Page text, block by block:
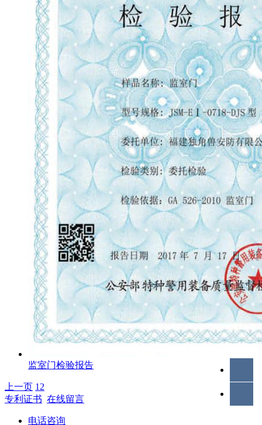
监室门检验报告
上一页 1 2
专利证书 在线留言
电话咨询